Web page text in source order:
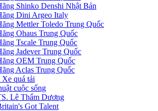
Shinko Denshi Nhật Bản
Dini Argeo Italy
Mettler Toledo Trung Quốc
Ohaus Trung Quốc
Tscale Trung Quốc
Jadever Trung Quốc
OEM Trung Quốc
Aclas Trung Quốc
quá tải
cuộc sống
Lê Thẩm Dương
Got Talent